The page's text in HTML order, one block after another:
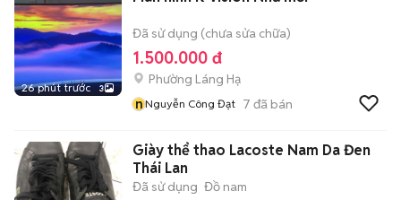
26 phút trước 3
Đã sử dụng (chưa sửa chữa)
1.500.000 đ
Phường Láng Hạ
nNguyễn Công Đạt 7 đã bán
Giày thể thao Lacoste Nam Da Đen
Thái Lan
Đã sử dụng Đồ nam